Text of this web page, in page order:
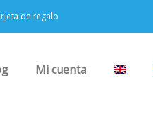
de regalo
Mi cuenta